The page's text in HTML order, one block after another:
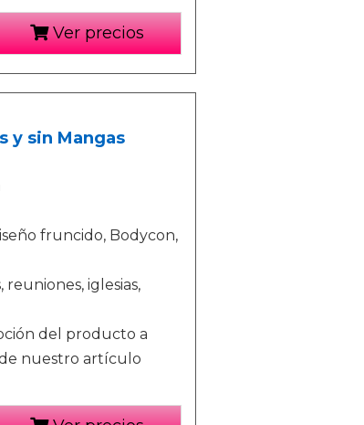
Ver precios
y sin Mangas
fruncido, Bodycon,
iglesias,
del producto a
nuestro artículo